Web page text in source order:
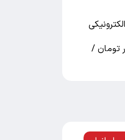
کانال ۴۵۰ تا ۵۵۰ هزار تومان /